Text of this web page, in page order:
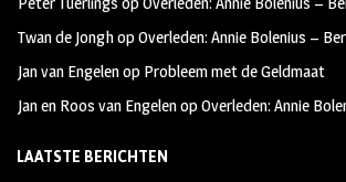
Twan de JonghopOverleden: Annie Bolenius –
Jan van Engelenop Probleem met de Geldmaat
Jan en Roos van EngelenopOverleden: Annie
LAATSTE BERICHTEN